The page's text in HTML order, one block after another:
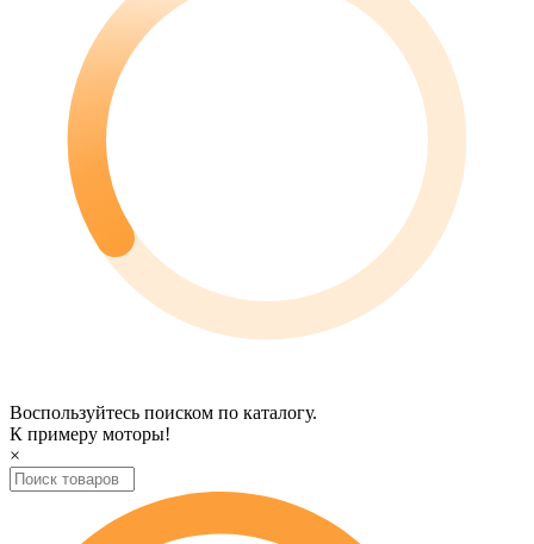
Воспользуйтесь поиском по каталогу.
К примеру моторы!
×